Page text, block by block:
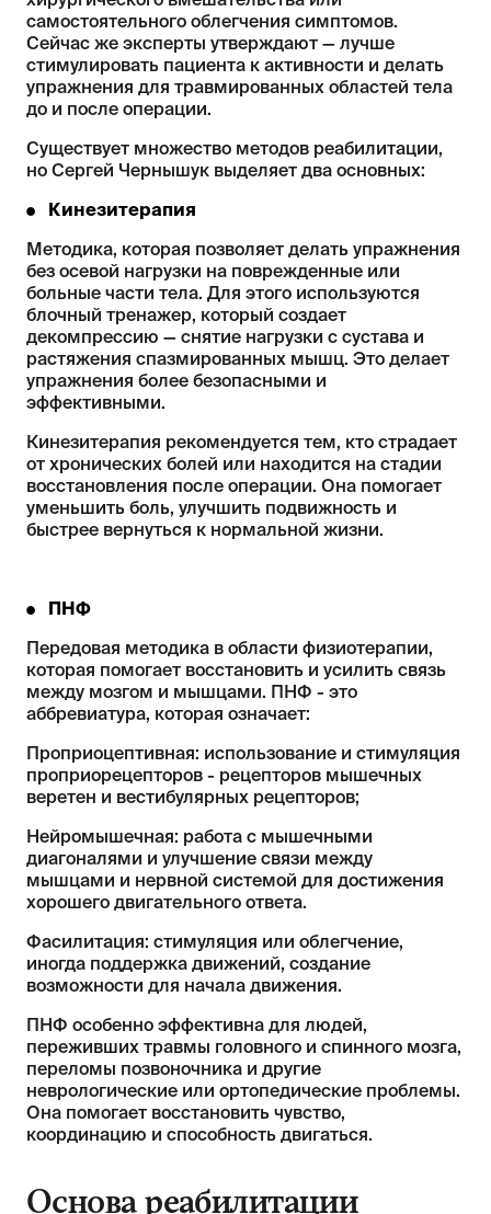
самостоятельного облегчения симптомов.
Сейчас же эксперты утверждают — лучше
стимулировать пациента к активности и делать
упражнения для травмированных областей тела
до и после операции.
Существует множество методов реабилитации,
но Сергей Чернышук выделяет два основных:
Кинезитерапия
Методика, которая позволяет делать упражнения
без осевой нагрузки на поврежденные или
больные части тела. Для этого используются
блочный тренажер, который создает
декомпрессию — снятие нагрузки с сустава и
растяжения спазмированных мышц. Это делает
упражнения более безопасными и
эффективными.
Кинезитерапия рекомендуется тем, кто страдает
от хронических болей или находится на стадии
восстановления после операции. Она помогает
уменьшить боль, улучшить подвижность и
быстрее вернуться к нормальной жизни.
ПНФ
Передовая методика в области физиотерапии,
которая помогает восстановить и усилить связь
между мозгом и мышцами. ПНФ - это
аббревиатура, которая означает:
Проприоцептивная: использование и стимуляция
проприорецепторов - рецепторов мышечных
веретен и вестибулярных рецепторов;
Нейромышечная: работа с мышечными
диагоналями и улучшение связи между
мышцами и нервной системой для достижения
хорошего двигательного ответа.
Фасилитация: стимуляция или облегчение,
иногда поддержка движений, создание
возможности для начала движения.
ПНФ особенно эффективна для людей,
переживших травмы головного и спинного мозга,
переломы позвоночника и другие
неврологические или ортопедические проблемы.
Она помогает восстановить чувство,
координацию и способность двигаться.
Основа реабилитации